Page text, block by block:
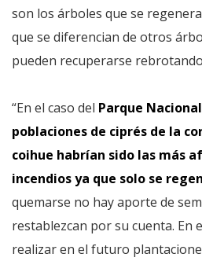
son los árboles que se
que se diferencian de otros
pueden recuperarse
“En el caso del Parque
poblaciones de ciprés de la
coihue habrían sido las más
incendios ya que solo se
quemarse no hay aporte de
restablezcan por su cuenta. En
realizar en el futuro